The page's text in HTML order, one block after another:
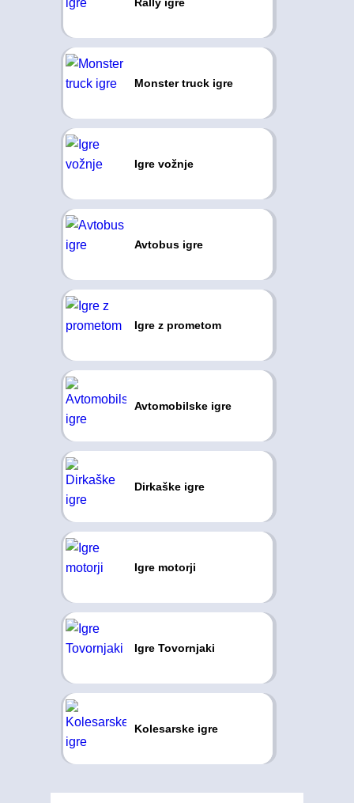
Monster truck igre
Igre vožnje
Avtobus igre
Igre z prometom
Avtomobilske igre
Dirkaške igre
Igre motorji
Igre Tovornjaki
Kolesarske igre